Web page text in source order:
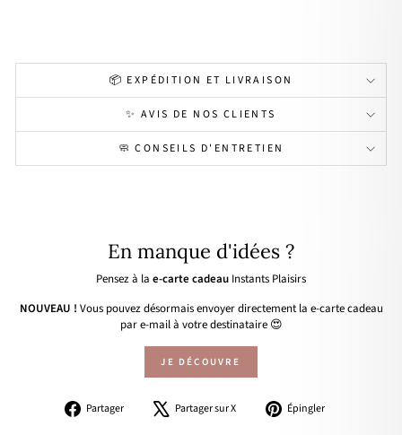
📦 EXPÉDITION ET LIVRAISON
✨ AVIS DE NOS CLIENTS
🧼 CONSEILS D'ENTRETIEN
En manque d'idées ?
Pensez à la e-carte cadeau Instants Plaisirs
NOUVEAU ! Vous pouvez désormais envoyer directement la e-carte cadeau
par e-mail à votre destinataire 😍
JE DÉCOUVRE
Partager
PartagerPartager sur X
Tweeter Épingler